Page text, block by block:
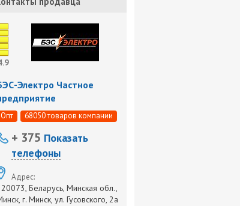
Электро Частное
Опт 68050 товаров компании
+ 375 Показать
телефоны
Адрес:
Беларусь, Минская обл.,
г. Минск, ул. Гусовского, 2а